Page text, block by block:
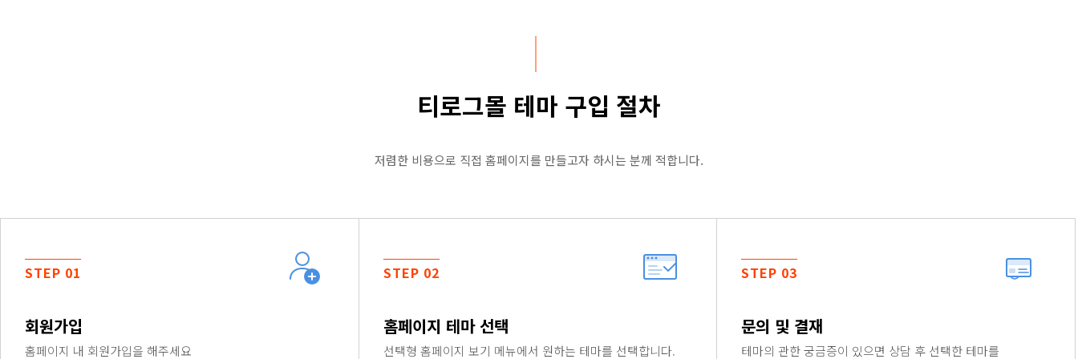
티로그몰 테마 구입 절차
저렴한 비용으로 직접 홈페이지를 만들고자 하시는 분께 적합니다.
STEP 01
회원가입
홈페이지 내 회원가입을 해주세요
STEP 02
홈페이지 테마 선택
선택형 홈페이지 보기 메뉴에서 원하는 테마를 선택합니다.
STEP 03
문의 및 결재
테마의 관한 궁금증이 있으면 상담 후 선택한 테마를